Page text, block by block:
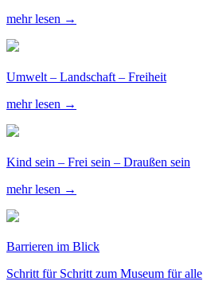
mehr lesen →
Umwelt – Landschaft – Freiheit
mehr lesen →
Kind sein – Frei sein – Draußen sein
mehr lesen →
Barrieren im Blick
Schritt für Schritt zum Museum für alle